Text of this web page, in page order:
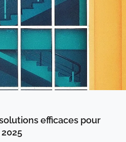
efficaces pour